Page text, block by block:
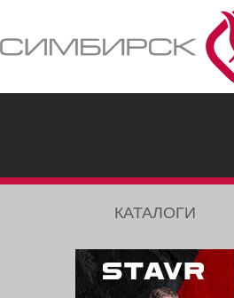
КАТАЛОГИ